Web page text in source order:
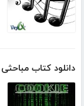
دانلود کتاب